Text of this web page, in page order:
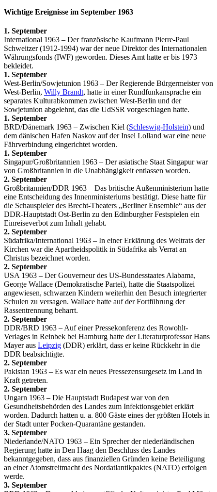
Wichtige Ereignisse im September 1963
1. September
International 1963 – Der französische Kaufmann Pierre-Paul
Schweitzer (1912-1994) war der neue Direktor des Internationalen
Währungsfonds (IWF) geworden. Dieses Amt hatte er bis 1973
bekleidet.
1. September
West-Berlin/Sowjetunion 1963 – Der Regierende Bürgermeister von
West-Berlin, Willy Brandt, hatte in einer Rundfunkansprache ein
separates Kulturabkommen zwischen West-Berlin und der
Sowjetunion abgelehnt, das die UdSSR vorgeschlagen hatte.
1. September
BRD/Dänemark 1963 – Zwischen Kiel (Schleswig-Holstein) und
dem dänischen Hafen Naskov auf der Insel Lolland war eine neue
Fährverbindung eingerichtet worden.
1. September
Singapur/Großbritannien 1963 – Der asiatische Staat Singapur war
von Großbritannien in die Unabhängigkeit entlassen worden.
2. September
Großbritannien/DDR 1963 – Das britische Außenministerium hatte
eine Entscheidung des Innenministeriums bestätigt. Diese hatte für
die Schauspieler des Brecht-Theaters „Berliner Ensemble“ aus der
DDR-Hauptstadt Ost-Berlin zu den Edinburgher Festspielen ein
Einreiseverbot zum Inhalt gehabt.
2. September
Südafrika/International 1963 – In einer Erklärung des Weltrats der
Kirchen war die Apartheidspolitik in Südafrika als Verrat an
Christus bezeichnet worden.
2. September
USA 1963 – Der Gouverneur des US-Bundesstaates Alabama,
George Wallace (Demokratische Partei), hatte die Staatspolizei
angewiesen, schwarzen Kindern weiterhin den Besuch integrierter
Schulen zu versagen. Wallace hatte auf der Fortführung der
Rassentrennung beharrt.
2. September
DDR/BRD 1963 – Auf einer Pressekonferenz des Rowohlt-
Verlages in Reinbek bei Hamburg hatte der Literaturprofessor Hans
Mayer aus Leipzig (DDR) erklärt, dass er keine Rückkehr in die
DDR beabsichtigte.
2. September
Pakistan 1963 – Es war ein neues Pressezensurgesetz im Land in
Kraft getreten.
2. September
Ungarn 1963 – Die Hauptstadt Budapest war von den
Gesundheitsbehörden des Landes zum Infektionsgebiet erklärt
worden. Dadurch hatten u. a. 800 Gäste eines der größten Hotels in
der Stadt unter Pocken-Quarantäne gestanden.
3. September
Niederlande/NATO 1963 – Ein Sprecher der niederländischen
Regierung hatte in Den Haag den Beschluss des Landes
bekanntgegeben, dass aus finanziellen Gründen keine Beteiligung
an einer Atomstreitmacht des Nordatlantikpaktes (NATO) erfolgen
werde.
3. September